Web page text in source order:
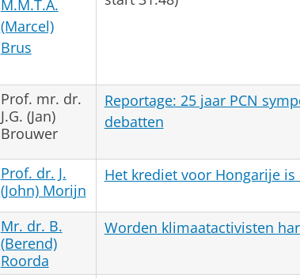
M.M.T.A.
(Marcel)
Brus
Prof. mr. dr.
J.G. (Jan)
Brouwer
Reportage: 25 jaar PCN
debatten
Prof. dr. J.
(John) Morijn
Het krediet voor Hongarije
Mr. dr. B.
(Berend)
Roorda
Worden klimaatactivisten